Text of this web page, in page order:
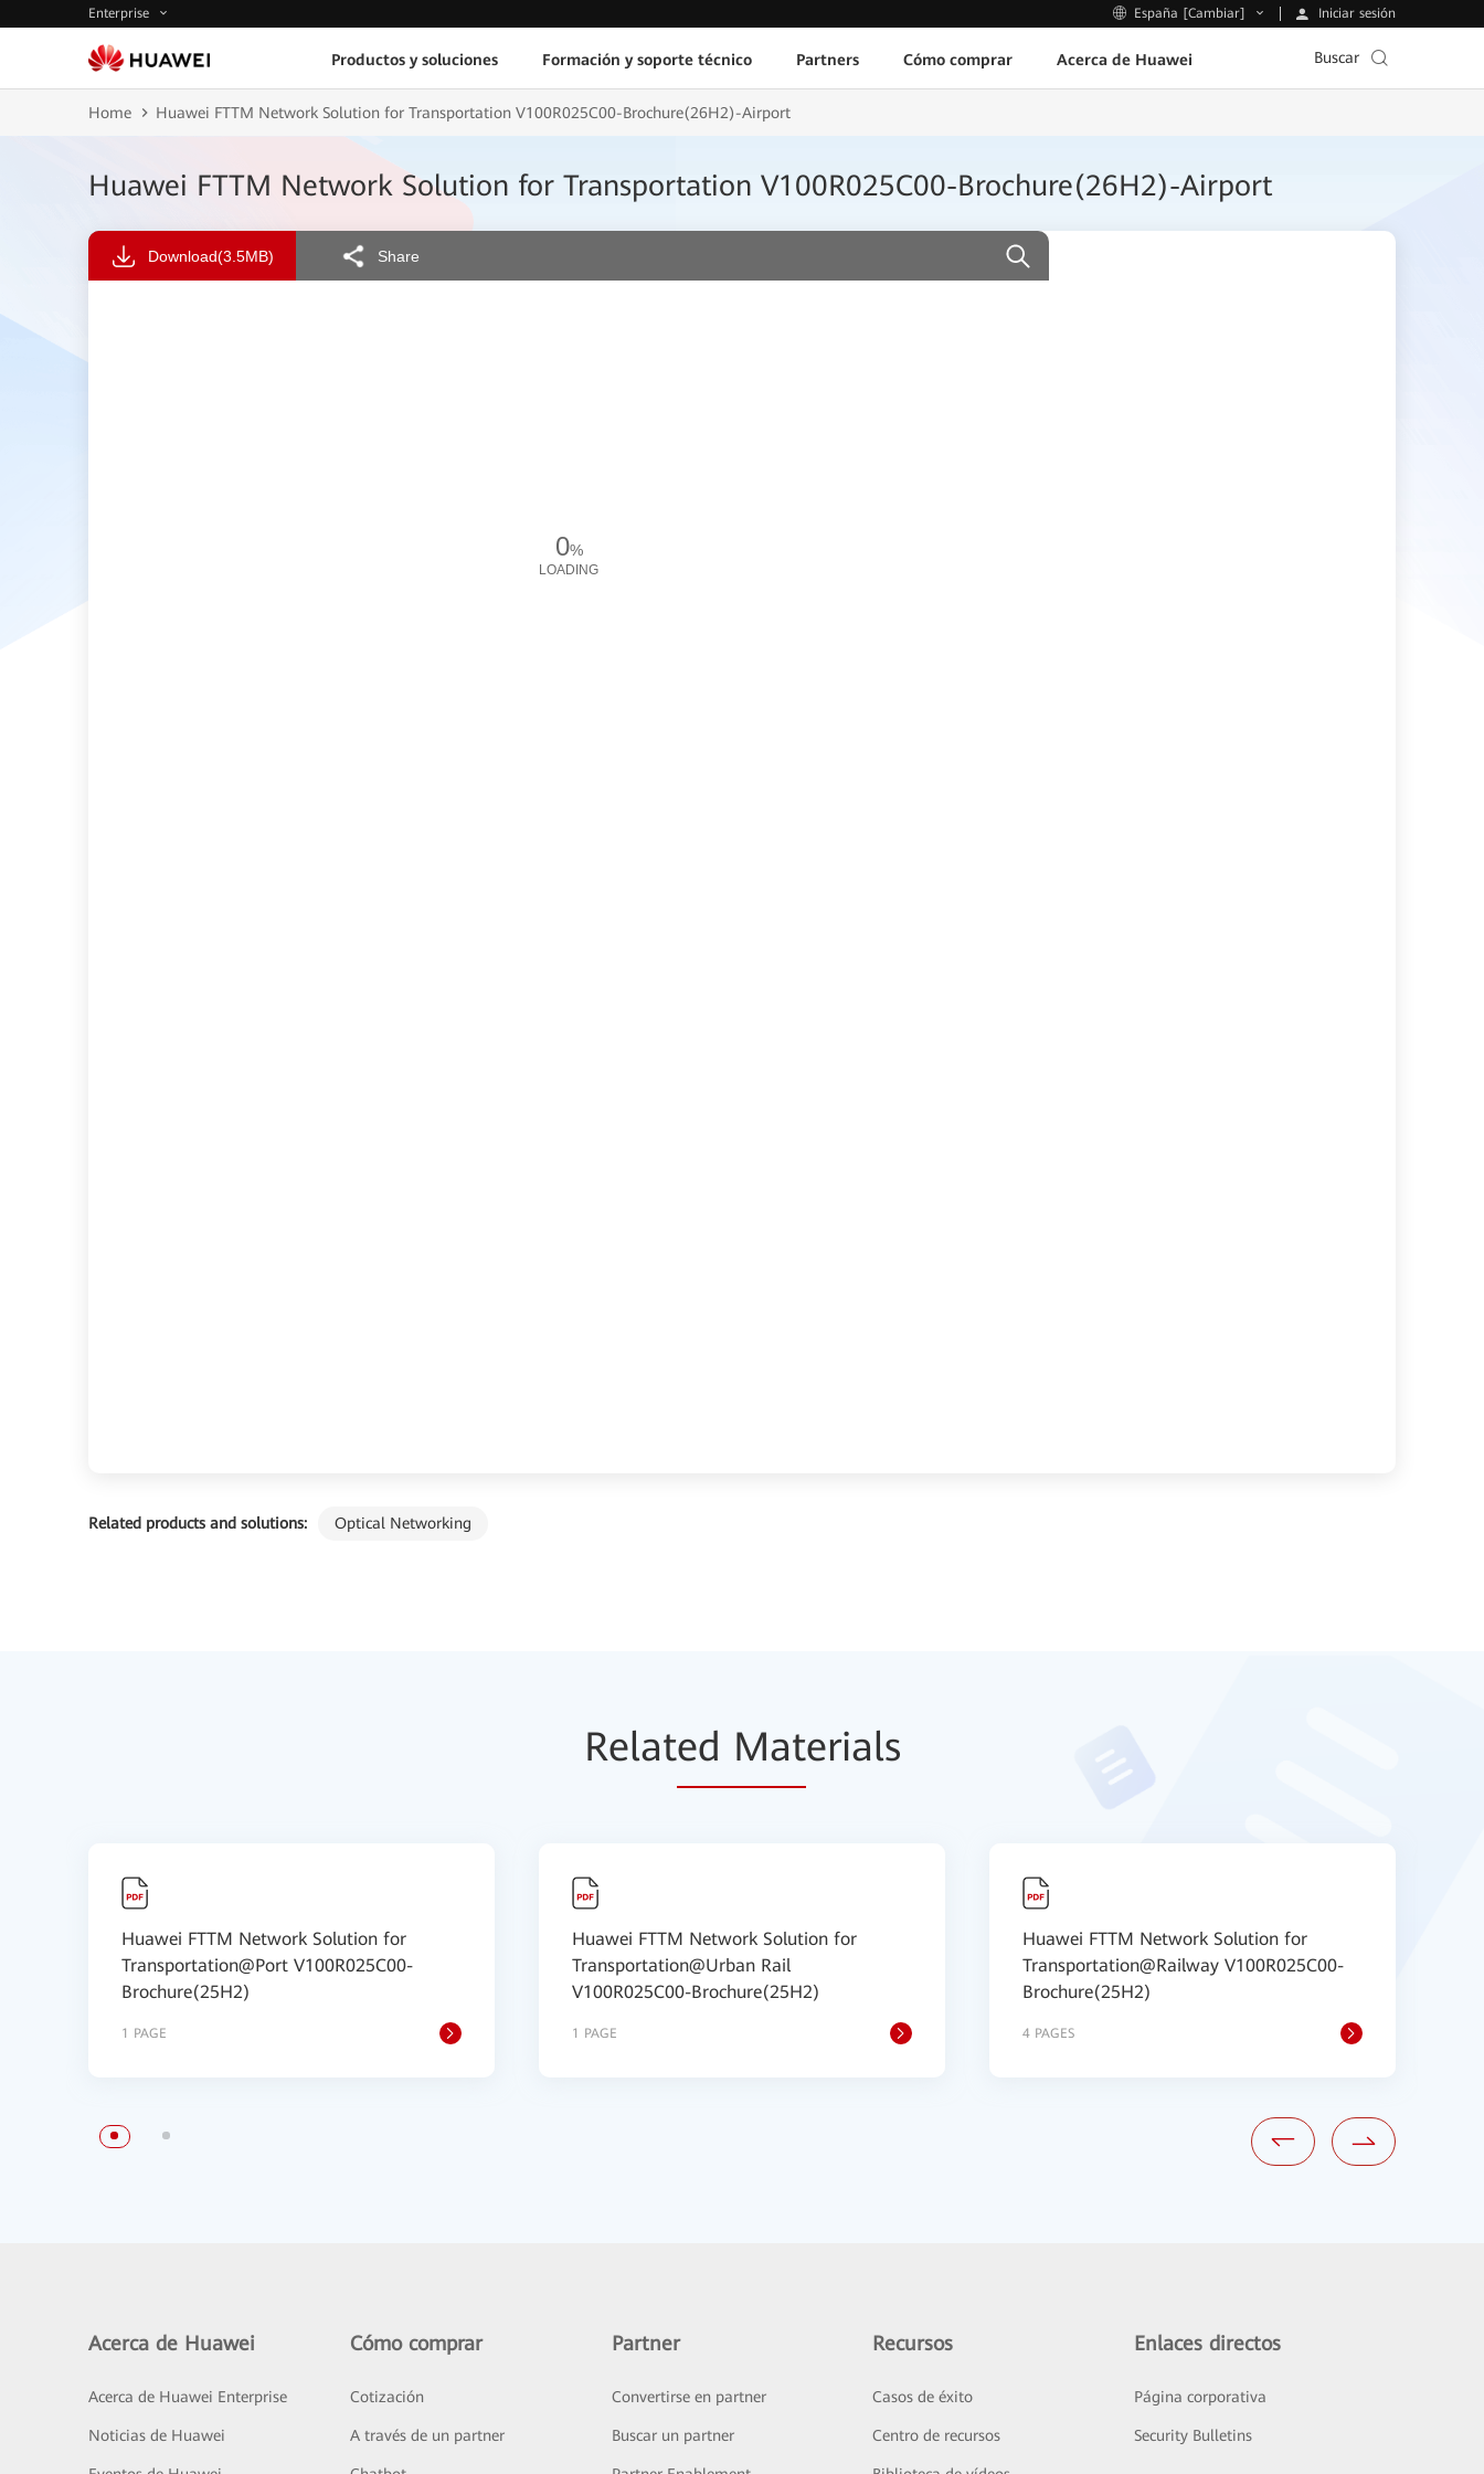
Enterprise España [Cambiar] Iniciar sesión
Productos y soluciones Formación y soporte técnico Partners Cómo comprar Acerca de Huawei Buscar
Home Huawei FTTM Network Solution for Transportation V100R025C00-Brochure(26H2)-Airport
Huawei FTTM Network Solution for Transportation V100R025C00-Brochure(26H2)-Airport
Related products and solutions: Optical Networking
Download(3.5MB) Share
0%
LOADING
Related Materials
Huawei FTTM Network Solution for
Transportation@Port V100R025C00-
Brochure(25H2)
1 PAGE
Huawei FTTM Network Solution for
Transportation@Urban Rail
V100R025C00-Brochure(25H2)
1 PAGE
Huawei FTTM Network Solution for
Transportation@Railway V100R025C00-
Brochure(25H2)
4 PAGES
Acerca de Huawei
Acerca de Huawei Enterprise
Noticias de Huawei
Cómo comprar
Cotización
A través de un partner
Partner
Convertirse en partner
Buscar un partner
Recursos
Casos de éxito
Centro de recursos
Enlaces directos
Página corporativa
Security Bulletins